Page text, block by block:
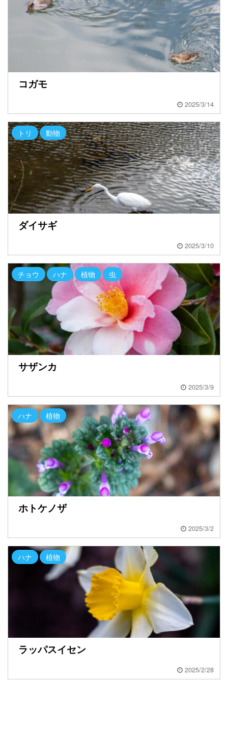
コガモ
2025/3/14
トリ 動物
ダイサギ
2025/3/10
チョウ ハナ 植物 虫
サザンカ
2025/3/9
ハナ 植物
ホトケノザ
2025/3/2
ハナ 植物
ラッパスイセン
2025/2/28